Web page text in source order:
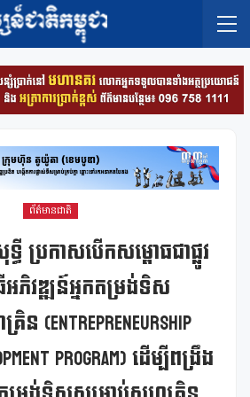
ព័ត៌មានជាតិ
ប្រកាសបើកសម្ពោធជាផ្លូវ
ធីអភិវឌ្ឍន៍អ្នកតម្រង់ទិស
ន (Entrepreneurship
Program) ដើម្បីពង្រឹង